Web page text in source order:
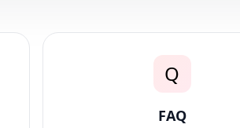
Q
FAQ